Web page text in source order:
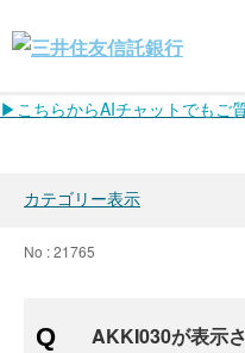
▶こちらからAIチャットでもご
カテゴリー表示
No : 21765
AKKI030が表示